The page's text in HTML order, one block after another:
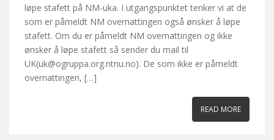
løpe stafett på NM-uka. I utgangspunktet tenker vi at de
som er påmeldt NM overnattingen også ønsker å løpe
stafett. Om du er påmeldt NM overnattingen og ikke
ønsker å løpe stafett så sender du mail til
UK(uk@ogruppa.org.ntnu.no). De som ikke er påmeldt
overnattingen, […]
READ MORE